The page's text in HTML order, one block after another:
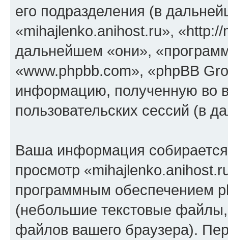
его подразделения (в
«mihajlenko.anihost.ru»,
дальнейшем «они»,
«www.phpbb.com», «phpBB
информацию, полученную во
пользовательских сессий (в
Ваша информация
просмотр
программным обеспечением
(небольшие текстовые
файлов вашего браузера).